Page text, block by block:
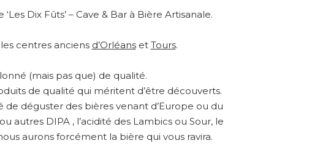
Dix Fûts’ – Cave & Bar à Bière Artisanale.
centres anciens d’Orléanset Tours.
(mais pas que) de qualité.
de qualité qui méritent d’être découverts.
déguster des bières venant d’Europe ou du
autres DIPA , l’acidité des Lambics ou Sour, le
aurons forcément la bière qui vous ravira.